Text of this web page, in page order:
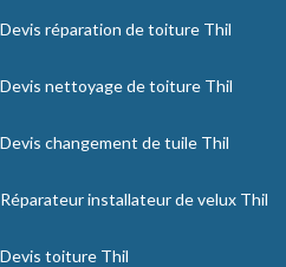
Devis réparation de toiture Thil
Devis nettoyage de toiture Thil
Devis changement de tuile Thil
Réparateur installateur de velux Thil
Devis toiture Thil